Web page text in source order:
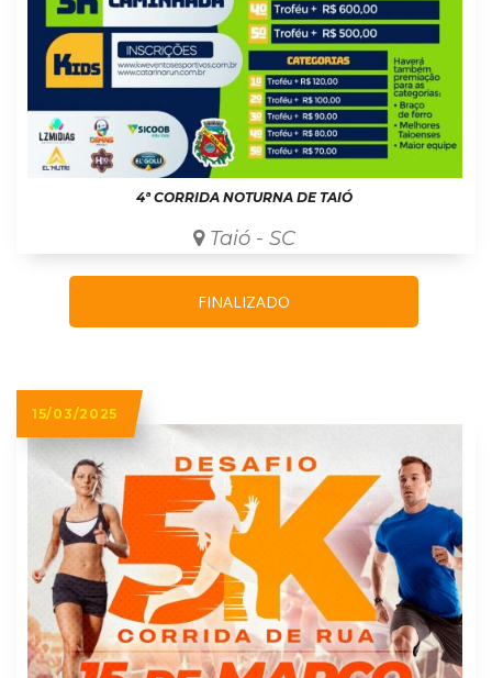
4ª CORRIDA NOTURNA DE TAIÓ
Taió - SC
FINALIZADO
15/03/2025